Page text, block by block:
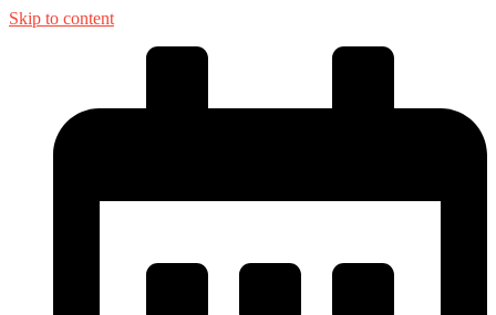
Skip to content